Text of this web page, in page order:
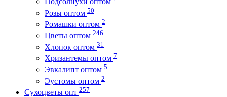
Розы оптом 50
Ромашки оптом 2
Цветы оптом 246
Хлопок оптом 31
Хризантемы оптом 7
Эвкалипт оптом 5
Эустомы оптом 2
Сухоцветы опт 257